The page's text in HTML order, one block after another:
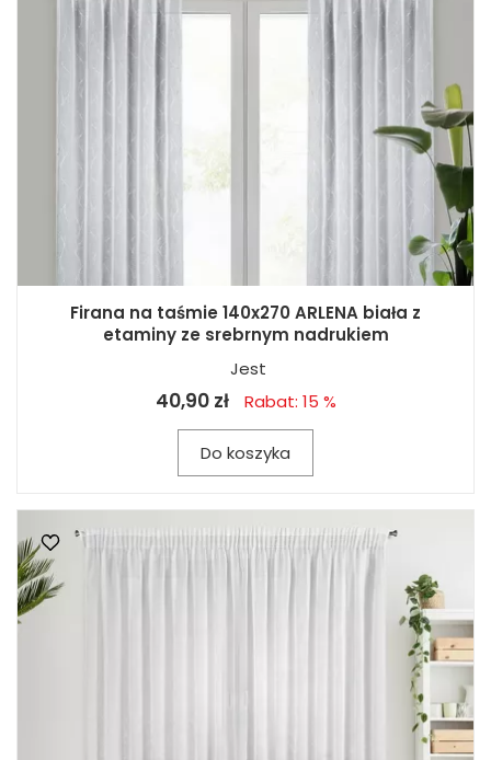
Firana na taśmie 140x270 ARLENA biała z
etaminy ze srebrnym nadrukiem
Jest
40,90 zł Rabat: 15 %
Do koszyka